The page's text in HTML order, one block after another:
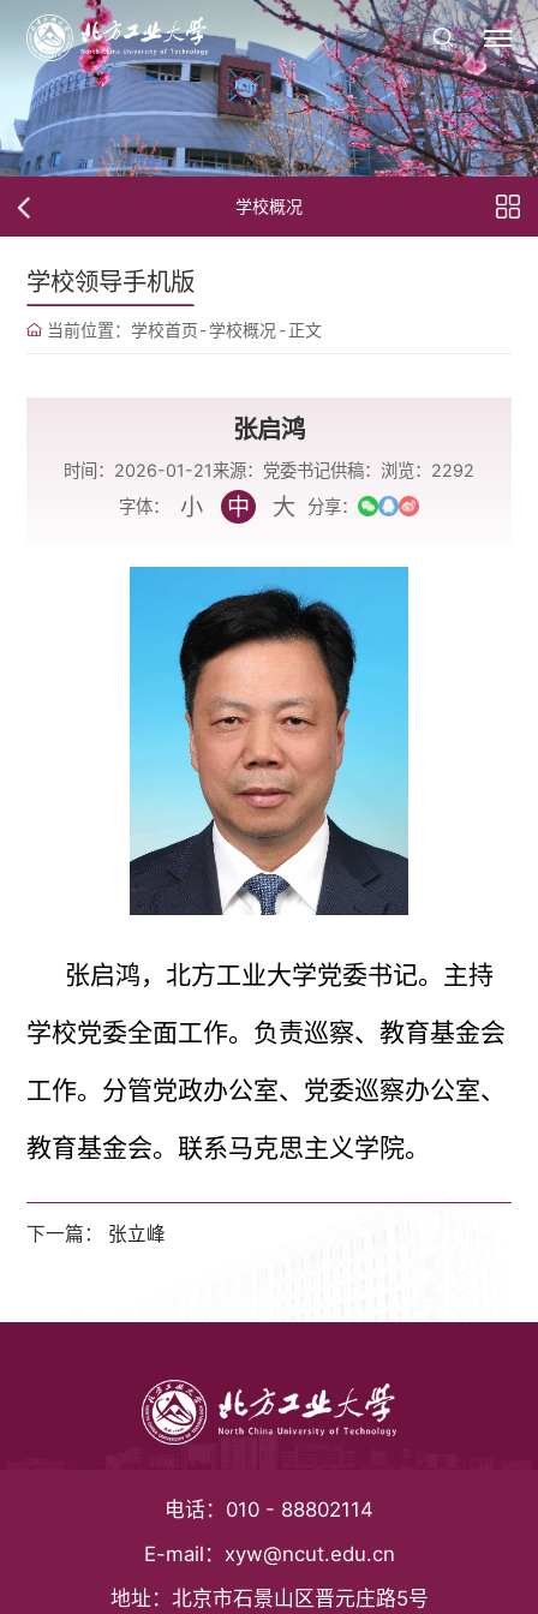
学校概况
学校领导手机版
当前位置： 学校首页-学校概况 -正文
张启鸿
时间：2026-01-21来源：党委书记供稿： 浏览： 2292
字体：
小 中 大 分享：
张启鸿，北方工业大学党委书记。主持
学校党委全面工作。 负责巡察、教育基金会
工作。分管党政办公室、党委巡察办公室、
教育基金会。联系马克思主义学院。
下一篇： 张立峰
电话： 010 - 88802114
E-mail： xyw@ncut.edu.cn
地址： 北京市石景山区晋元庄路5号